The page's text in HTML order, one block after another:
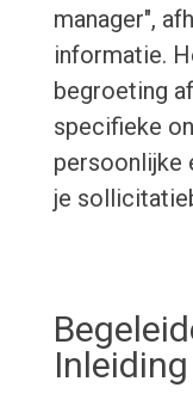
manager",
informatie.
begroeting
specifieke
persoonlijke
je
Inleiding